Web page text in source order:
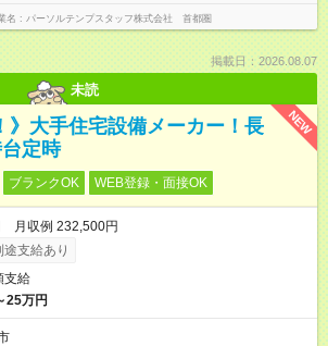
名 パーソルテンプスタッフ株式会社 首都圏
掲載日：2026.08.07
未読
NEW
》大手住宅設備メーカー！長
定時
ブランクOK WEB登録・面接OK
月収例 232,500円
支給あり
支給
25万円